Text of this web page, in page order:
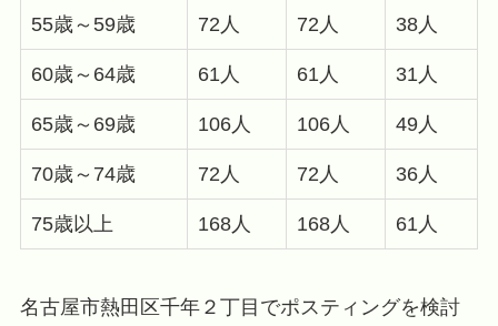
55歳～59歳 72人 72人 38人
60歳～64歳 61人 61人 31人
65歳～69歳 106人 106人 49人
70歳～74歳 72人 72人 36人
75歳以上 168人 168人 61人
名古屋市熱田区千年２丁目でポスティングを検討